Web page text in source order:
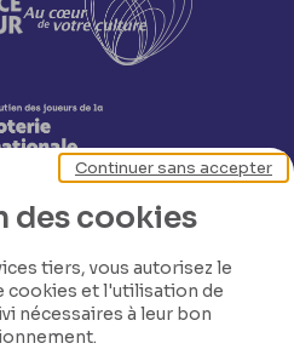
des cookies
tiers, vous autorisez le
cookies et l'utilisation de
nécessaires à leur bon
Continuer sans accepter